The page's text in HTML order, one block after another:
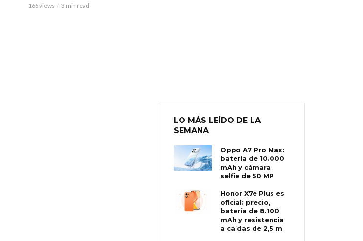
166 views 3 min read
LO MÁS LEÍDO DE LA
SEMANA
Oppo A7 Pro Max:
batería de 10.000
mAh y cámara
selfie de 50 MP
Honor X7e Plus es
oficial: precio,
batería de 8.100
mAh y resistencia
a caídas de 2,5 m